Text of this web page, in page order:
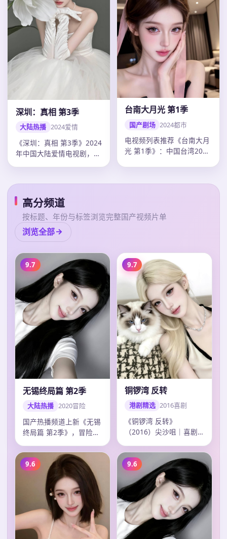
深圳：真相 第3季
大陆热播 2024爱情
《深圳：真相 第3季》2024
年中国大陆爱情电视剧，单
台南大月光 第1季
国产剧场 2024都市
电视频列表推荐《台南大月
光 第1季》：中国台湾2024
高分频道
按标题、年份与标签浏览完整国产视频片单
浏览全部
9.7
无锡终局篇 第2季
大陆热播 2020冒险
国产热播频道上新《无锡
终局篇 第2季》，冒险剧
度精准，20…
9.7
铜锣湾 反转
港剧精选 2016喜剧
《铜锣湾 反转》
（2016）尖沙咀｜喜剧
华，主演郭富城、刘德…
9.6 9.6